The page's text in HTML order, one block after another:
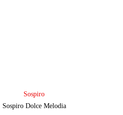
Sospiro
Sospiro Dolce Melodia